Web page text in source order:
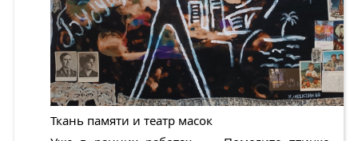
Ткань памяти и театр масок